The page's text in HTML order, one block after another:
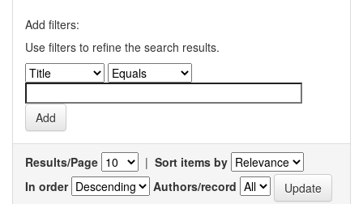
Add filters:
Use filters to refine the search results.
Results/Page | Sort items by
In order
Authors/record